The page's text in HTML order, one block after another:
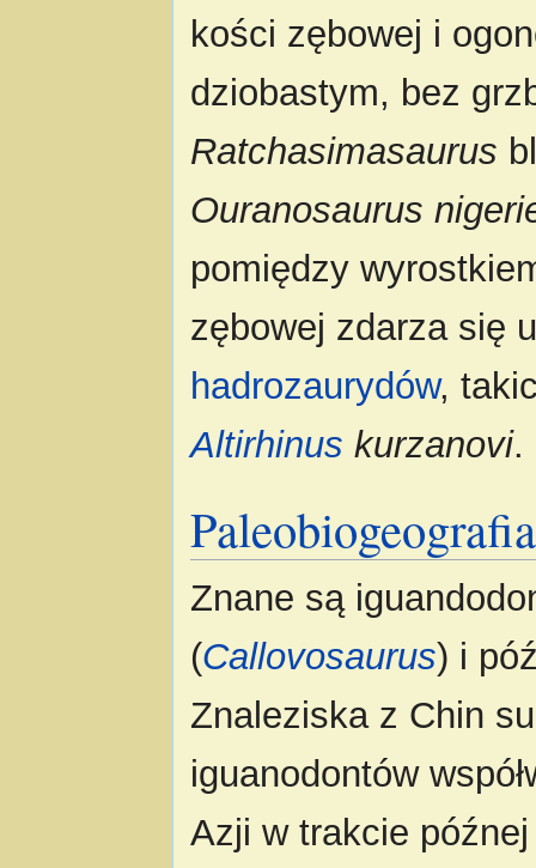
kości zębowej i
dziobastym, bez
Ratchasimasaurus
Ouranosaurus
pomiędzy
zębowej zdarza się
hadrozaurydów,
Altirhinus kurzanovi.
Paleobiogeografia
Znane są
(Callovosaurus) i
Znaleziska z Chin
iguanodontów
Azji w trakcie